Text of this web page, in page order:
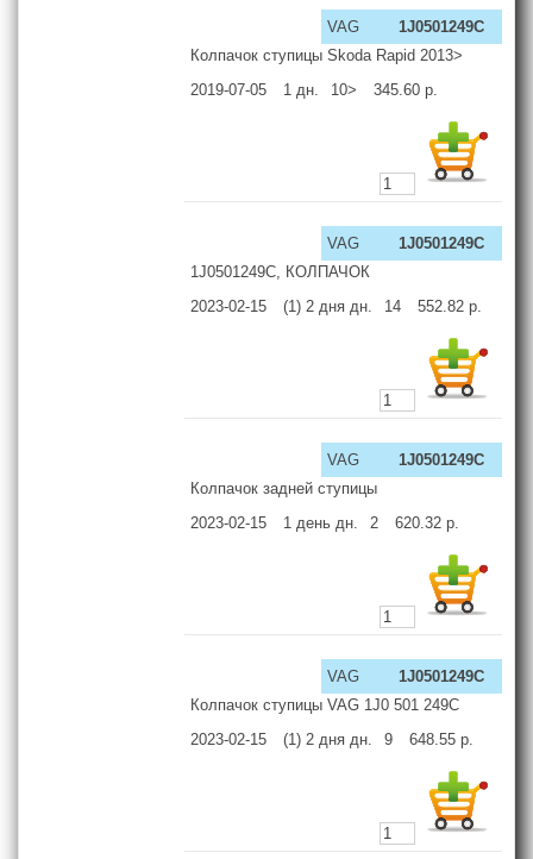
VAG
1J0501249C
Колпачок ступицы Skoda Rapid 2013>
2019-07-05
1 дн. 10> 345.60 р.
VAG
1J0501249C
1J0501249C, КОЛПАЧОК
2023-02-15
(1) 2 дня дн. 14 552.82 р.
VAG
1J0501249C
Колпачок задней ступицы
2023-02-15
1 день дн. 2 620.32 р.
VAG
1J0501249C
Колпачок ступицы VAG 1J0 501 249C
2023-02-15
(1) 2 дня дн. 9 648.55 р.